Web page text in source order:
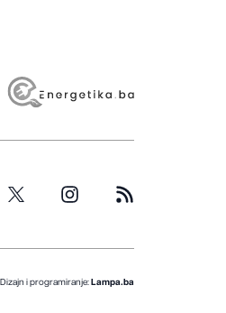
Dizajn i programiranje: Lampa.ba